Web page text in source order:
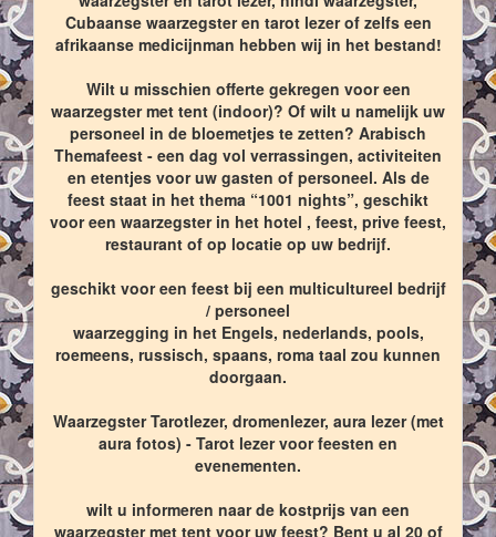
Cubaanse waarzegster en tarot lezer of zelfs een
afrikaanse medicijnman hebben wij in het bestand!
Wilt u misschien offerte gekregen voor een
waarzegster met tent (indoor)? Of wilt u namelijk uw
personeel in de bloemetjes te zetten? Arabisch
Themafeest - een dag vol verrassingen, activiteiten
en etentjes voor uw gasten of personeel. Als de
feest staat in het thema “1001 nights”, geschikt
voor een waarzegster in het hotel , feest, prive feest,
restaurant of op locatie op uw bedrijf.
geschikt voor een feest bij een multicultureel bedrijf
/ personeel
waarzegging in het Engels, nederlands, pools,
roemeens, russisch, spaans, roma taal zou kunnen
doorgaan.
Waarzegster Tarotlezer, dromenlezer, aura lezer (met
aura fotos) - Tarot lezer voor feesten en
evenementen.
wilt u informeren naar de kostprijs van een
waarzegster met tent voor uw feest? Bent u al 20 of